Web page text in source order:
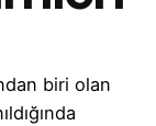
biri olan